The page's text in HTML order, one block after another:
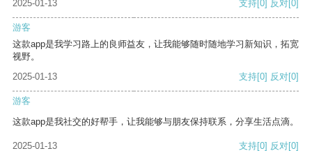
2025-01-13
支持[0] 反对[0]
游客
这款app是我学习路上的良师益友，让我能够随时随地学习新知识，拓宽
视野。
2025-01-13
支持[0] 反对[0]
游客
这款app是我社交的好帮手，让我能够与朋友保持联系，分享生活点滴。
2025-01-13 支持[0] 反对[0]